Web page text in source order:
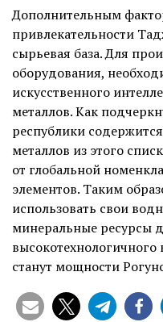
Дополнительным
привлекательности
сырьевая база. Для
оборудования,
искусственного
металлов. Как
республики
металлов из этого
от глобальной
элементов. Таким
использовать свои
минеральные ресурсы
высокотехнологичного
станут мощности